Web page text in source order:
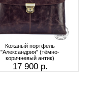
Кожаный портфель
"Александрия" (тёмно-
коричневый антик)
17 900 р.